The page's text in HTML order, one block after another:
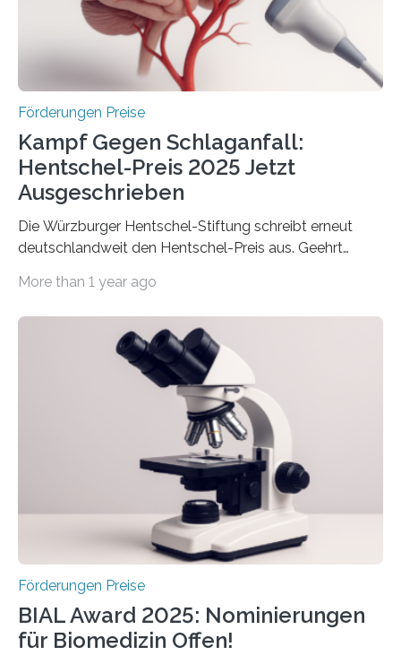
Berlin überbrachte das Bundesministerium für
Wirtschaft und Energie eine gute Nachricht:
Überplanmäßige Verpflichtungsermächtigungen in
Förderungen Preise
Kampf Gegen Schlaganfall:
Hentschel-Preis 2025 Jetzt
Ausgeschrieben
Die Würzburger Hentschel-Stiftung schreibt erneut
deutschlandweit den Hentschel-Preis aus. Geehrt
hochrangige wissenschaftliche Publikation zum Thema
Schlaganfall“ mit Sitz in Würzburg fördert die
Schlaganfallforschung, um die Behandlung der
Betroffenen zu verbessern. Dazu schreibt sie auch in
diesem Jahr wieder deutschlandweit den Hentschel-
Preis aus. Er richtet sich gezielt an jüngere
Forscherinnen und Forscher unter 40 Jahren. Geehrt
werden soll eine herausragende Doktorarbeit oder eine
hochrangige wissenschaftliche Publikation zum Thema
More than 1 year ago
Förderungen Preise
BIAL Award 2025: Nominierungen
für Biomedizin Offen!